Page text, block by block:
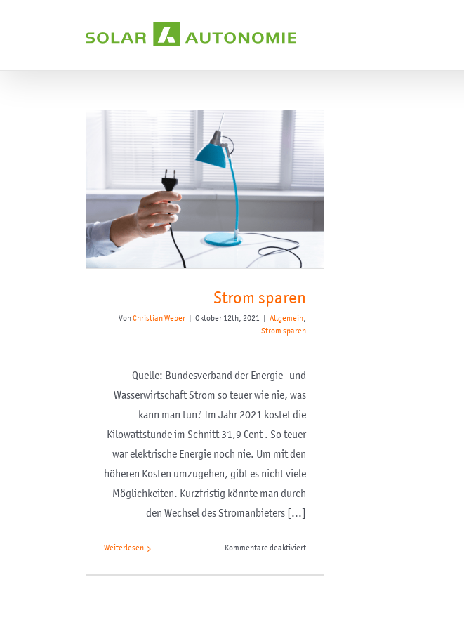
Strom sparen
VonChristian Weber Oktober 12th, 2021 Allgemein,
Strom sparen
Quelle: Bundesverband der Energie- und
Wasserwirtschaft Strom so teuer wie nie, was
kann man tun? Im Jahr 2021 kostet die
Kilowattstunde im Schnitt 31,9 Cent . So teuer
war elektrische Energie noch nie. Um mit den
höheren Kosten umzugehen, gibt es nicht viele
Möglichkeiten. Kurzfristig könnte man durch
den Wechsel des Stromanbieters [...]
Weiterlesen Kommentare deaktiviertfür
sparen